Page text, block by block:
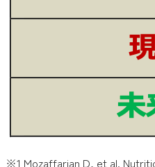
※1 Mozaffarian D, et al.